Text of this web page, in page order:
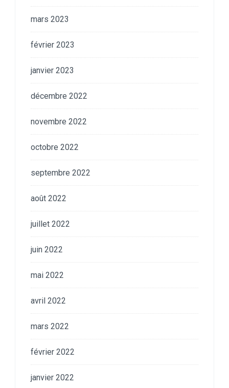
mars 2023
février 2023
janvier 2023
décembre 2022
novembre 2022
octobre 2022
septembre 2022
août 2022
juillet 2022
juin 2022
mai 2022
avril 2022
mars 2022
février 2022
janvier 2022